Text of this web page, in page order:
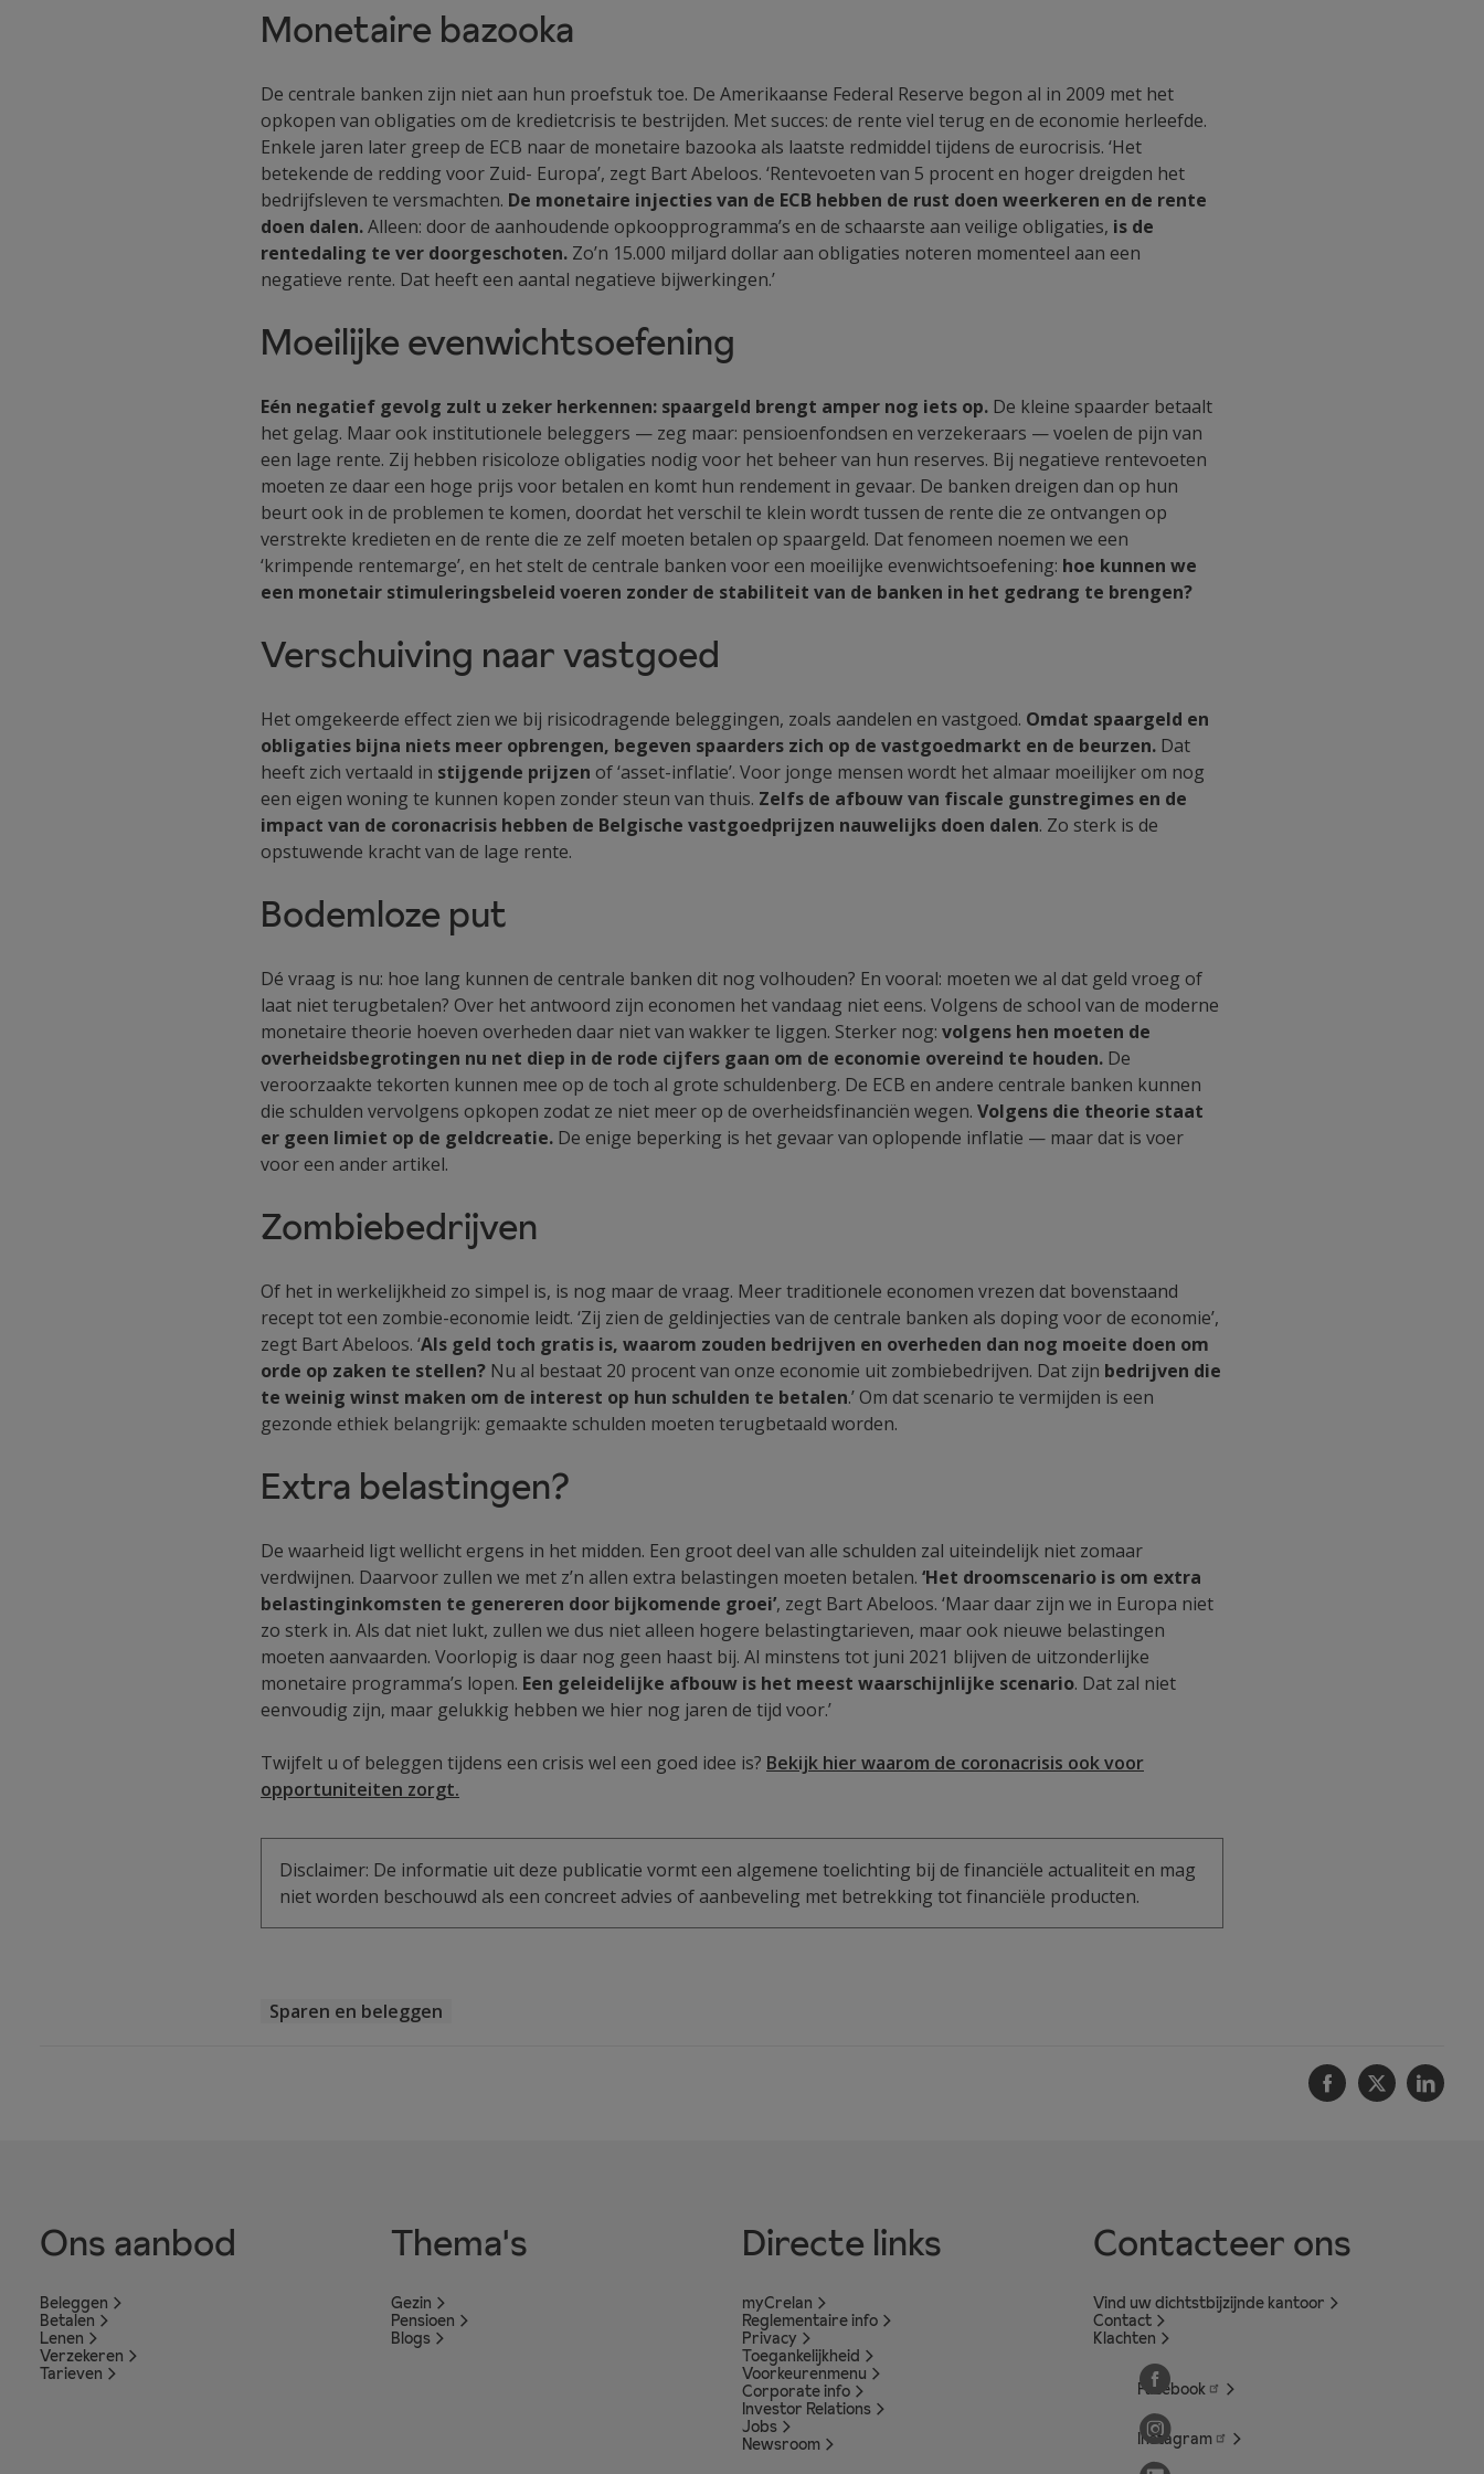
Monetaire bazooka
De centrale banken zijn niet aan hun proefstuk toe. De Amerikaanse Federal Reserve begon al in 2009 met het
opkopen van obligaties om de kredietcrisis te bestrijden. Met succes: de rente viel terug en de economie herleefde.
Enkele jaren later greep de ECB naar de monetaire bazooka als laatste redmiddel tijdens de eurocrisis. ‘Het
betekende de redding voor Zuid- Europa’, zegt Bart Abeloos. ‘Rentevoeten van 5 procent en hoger dreigden het
bedrijfsleven te versmachten. De monetaire injecties van de ECB hebben de rust doen weerkeren en de rente
doen dalen.Alleen: door de aanhoudende opkoopprogramma’s en de schaarste aan veilige obligaties, is de
rentedaling te ver doorgeschoten. Zo’n 15.000 miljard dollar aan obligaties noteren momenteel aan een
negatieve rente. Dat heeft een aantal negatieve bijwerkingen.’
Moeilijke evenwichtsoefening
Eén negatief gevolg zult u zeker herkennen: spaargeld brengt amper nog iets op. De kleine spaarder betaalt
het gelag. Maar ook institutionele beleggers — zeg maar: pensioenfondsen en verzekeraars — voelen de pijn van
een lage rente. Zij hebben risicoloze obligaties nodig voor het beheer van hun reserves. Bij negatieve rentevoeten
moeten ze daar een hoge prijs voor betalen en komt hun rendement in gevaar. De banken dreigen dan op hun
beurt ook in de problemen te komen, doordat het verschil te klein wordt tussen de rente die ze ontvangen op
verstrekte kredieten en de rente die ze zelf moeten betalen op spaargeld. Dat fenomeen noemen we een
‘krimpende rentemarge’, en het stelt de centrale banken voor een moeilijke evenwichtsoefening: hoe kunnen we
een monetair stimuleringsbeleid voeren zonder de stabiliteit van de banken in het gedrang te brengen?
Verschuiving naar vastgoed
Het omgekeerde effect zien we bij risicodragende beleggingen, zoals aandelen en vastgoed. Omdat spaargeld en
obligaties bijna niets meer opbrengen, begeven spaarders zich op de vastgoedmarkt en de beurzen. Dat
heeft zich vertaald in stijgende prijzen of ‘asset-inflatie’. Voor jonge mensen wordt het almaar moeilijker om nog
een eigen woning te kunnen kopen zonder steun van thuis. Zelfs de afbouw van fiscale gunstregimes en de
impact van de coronacrisis hebben de Belgische vastgoedprijzen nauwelijks doen dalen. Zo sterk is de
opstuwende kracht van de lage rente.
Bodemloze put
Dé vraag is nu: hoe lang kunnen de centrale banken dit nog volhouden? En vooral: moeten we al dat geld vroeg of
laat niet terugbetalen? Over het antwoord zijn economen het vandaag niet eens. Volgens de school van de moderne
monetaire theorie hoeven overheden daar niet van wakker te liggen. Sterker nog: volgens hen moeten de
overheidsbegrotingen nu net diep in de rode cijfers gaan om de economie overeind te houden. De
veroorzaakte tekorten kunnen mee op de toch al grote schuldenberg. De ECB en andere centrale banken kunnen
die schulden vervolgens opkopen zodat ze niet meer op de overheidsfinanciën wegen. Volgens die theorie staat
er geen limiet op de geldcreatie. De enige beperking is het gevaar van oplopende inflatie — maar dat is voer
voor een ander artikel.
Zombiebedrijven
Of het in werkelijkheid zo simpel is, is nog maar de vraag. Meer traditionele economen vrezen dat bovenstaand
recept tot een zombie-economie leidt. ‘Zij zien de geldinjecties van de centrale banken als doping voor de economie’,
zegt Bart Abeloos. ‘Als geld toch gratis is, waarom zouden bedrijven en overheden dan nog moeite doen om
orde op zaken te stellen? Nu al bestaat 20 procent van onze economie uit zombiebedrijven. Dat zijn bedrijven die
te weinig winst maken om de interest op hun schulden te betalen.’ Om dat scenario te vermijden is een
gezonde ethiek belangrijk: gemaakte schulden moeten terugbetaald worden.
Extra belastingen?
De waarheid ligt wellicht ergens in het midden. Een groot deel van alle schulden zal uiteindelijk niet zomaar
verdwijnen. Daarvoor zullen we met z’n allen extra belastingen moeten betalen. ‘Het droomscenario is om extra
belastinginkomsten te genereren door bijkomende groei’, zegt Bart Abeloos. ‘Maar daar zijn we in Europa niet
zo sterk in. Als dat niet lukt, zullen we dus niet alleen hogere belastingtarieven, maar ook nieuwe belastingen
moeten aanvaarden. Voorlopig is daar nog geen haast bij. Al minstens tot juni 2021 blijven de uitzonderlijke
monetaire programma’s lopen. Een geleidelijke afbouw is het meest waarschijnlijke scenario. Dat zal niet
eenvoudig zijn, maar gelukkig hebben we hier nog jaren de tijd voor.’
Twijfelt u of beleggen tijdens een crisis wel een goed idee is? Bekijk hier waarom de coronacrisis ook voor
opportuniteiten zorgt.
Disclaimer: De informatie uit deze publicatie vormt een algemene toelichting bij de financiële actualiteit en mag
niet worden beschouwd als een concreet advies of aanbeveling met betrekking tot financiële producten.
Sparen en beleggen
Facebook
Twitter
Ons aanbod
Beleggen
Betalen
Lenen
Verzekeren
Tarieven
Thema's
Gezin
Pensioen
Blogs
Directe links
myCrelan
Reglementaire info
Privacy
Toegankelijkheid
Voorkeurenmenu
Corporate info
Investor Relations
Jobs
Newsroom
Contacteer ons
Vind uw dichtstbijzijnde kantoor
Contact
Klachten
Facebook
Instagram